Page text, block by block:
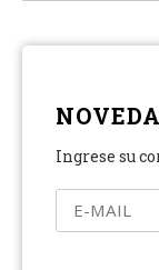
Ingrese su